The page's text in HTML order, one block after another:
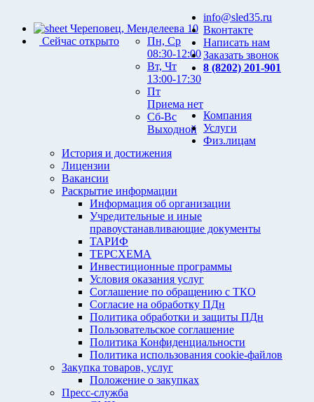
Череповец, Менделеева 10
Сейчас открыто
Пн, Ср
08:30-12:00
Вт, Чт
13:00-17:30
Пт
Приема нет
Сб-Вс
Выходной
info@sled35.ru
Вконтакте
Написать нам
Заказать звонок
8 (8202) 201-901
Компания
История и достижения
Лицензии
Вакансии
Раскрытие информации
Информация об организации
Учредительные и иные
правоустанавливающие документы
ТАРИФ
ТЕРСХЕМА
Инвестиционные программы
Условия оказания услуг
Соглашение по обращению с ТКО
Согласие на обработку ПДн
Политика обработки и защиты ПДн
Пользовательское соглашение
Политика Конфиденциальности
Политика использования cookie-файлов
Закупка товаров, услуг
Положение о закупках
Пресс-служба
Услуги
Физ.лицам